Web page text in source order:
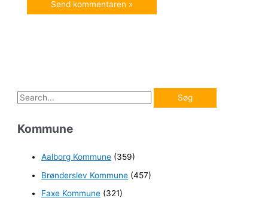
S
g
Kommune
Aalborg Kommune (359)
Brønderslev Kommune (457)
Faxe Kommune (321)